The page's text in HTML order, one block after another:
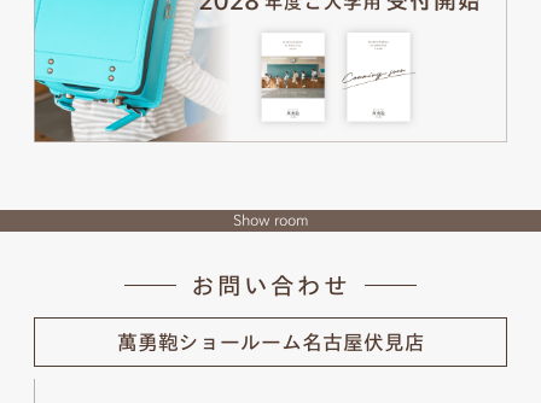
Show room
お問い合わせ
萬勇鞄ショールーム名古屋伏見店